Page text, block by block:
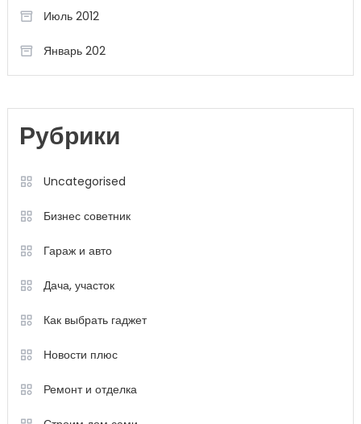
Июль 2012
Январь 202
Рубрики
Uncategorised
Бизнес советник
Гараж и авто
Дача, участок
Как выбрать гаджет
Новости плюс
Ремонт и отделка